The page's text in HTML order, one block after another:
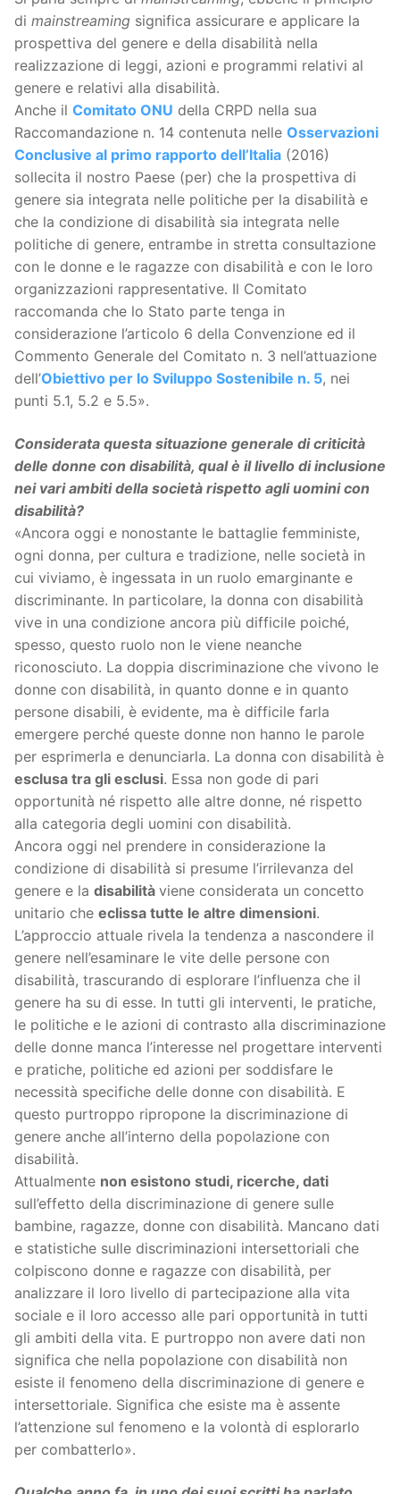
di mainstreaming significa assicurare e applicare la
prospettiva del genere e della disabilità nella
realizzazione di leggi, azioni e programmi relativi al
genere e relativi alla disabilità.
Anche il Comitato ONU della CRPD nella sua
Raccomandazione n. 14 contenuta nelle Osservazioni
Conclusive al primo rapporto dell’Italia (2016)
sollecita il nostro Paese (per) che la prospettiva di
genere sia integrata nelle politiche per la disabilità e
che la condizione di disabilità sia integrata nelle
politiche di genere, entrambe in stretta consultazione
con le donne e le ragazze con disabilità e con le loro
organizzazioni rappresentative. Il Comitato
raccomanda che lo Stato parte tenga in
considerazione l’articolo 6 della Convenzione ed il
Commento Generale del Comitato n. 3 nell’attuazione
dell’Obiettivo per lo Sviluppo Sostenibile n. 5, nei
punti 5.1, 5.2 e 5.5».
Considerata questa situazione generale di criticità
delle donne con disabilità, qual è il livello di inclusione
nei vari ambiti della società rispetto agli uomini con
disabilità?
«Ancora oggi e nonostante le battaglie femministe,
ogni donna, per cultura e tradizione, nelle società in
cui viviamo, è ingessata in un ruolo emarginante e
discriminante. In particolare, la donna con disabilità
vive in una condizione ancora più difficile poiché,
spesso, questo ruolo non le viene neanche
riconosciuto. La doppia discriminazione che vivono le
donne con disabilità, in quanto donne e in quanto
persone disabili, è evidente, ma è difficile farla
emergere perché queste donne non hanno le parole
per esprimerla e denunciarla. La donna con disabilità è
esclusa tra gli esclusi. Essa non gode di pari
opportunità né rispetto alle altre donne, né rispetto
alla categoria degli uomini con disabilità.
Ancora oggi nel prendere in considerazione la
condizione di disabilità si presume l’irrilevanza del
genere e la disabilità viene considerata un concetto
unitario che eclissa tutte le altre dimensioni.
L’approccio attuale rivela la tendenza a nascondere il
genere nell’esaminare le vite delle persone con
disabilità, trascurando di esplorare l’influenza che il
genere ha su di esse. In tutti gli interventi, le pratiche,
le politiche e le azioni di contrasto alla discriminazione
delle donne manca l’interesse nel progettare interventi
e pratiche, politiche ed azioni per soddisfare le
necessità specifiche delle donne con disabilità. E
questo purtroppo ripropone la discriminazione di
genere anche all’interno della popolazione con
disabilità.
Attualmente non esistono studi, ricerche, dati
sull’effetto della discriminazione di genere sulle
bambine, ragazze, donne con disabilità. Mancano dati
e statistiche sulle discriminazioni intersettoriali che
colpiscono donne e ragazze con disabilità, per
analizzare il loro livello di partecipazione alla vita
sociale e il loro accesso alle pari opportunità in tutti
gli ambiti della vita. E purtroppo non avere dati non
significa che nella popolazione con disabilità non
esiste il fenomeno della discriminazione di genere e
intersettoriale. Significa che esiste ma è assente
l’attenzione sul fenomeno e la volontà di esplorarlo
per combatterlo».